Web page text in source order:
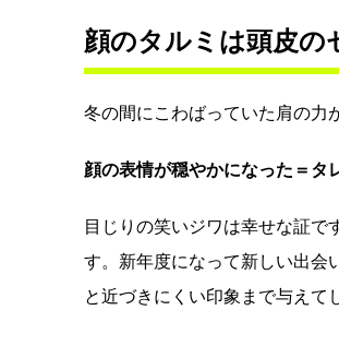
顔のタルミは頭皮の
冬の間にこわばっていた肩の力
顔の表情が穏やかになった＝タ
目じりの笑いジワは幸せな証
す。新年度になって新しい出会
と近づきにくい印象まで与えて